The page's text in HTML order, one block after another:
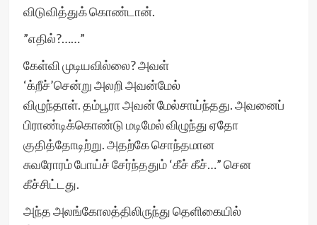
விடுவித்துக் கொண்டான்.
”எதில்?……”
கேள்வி முடியவில்லை? அவள்
‘க்றீச்’சென்று அலறி அவன்மேல்
விழுந்தாள். தம்பூரா அவன் மேல்சாய்ந்தது. அவனைப்
பிராண்டிக்கொண்டு மடிமேல் விழுந்து ஏதோ
குதித்தோடிற்று. அதற்கே சொந்தமான
சுவரோரம் போய்ச் சேர்ந்ததும் ‘கீச் கீச்…” சென
கீச்சிட்டது.
அந்த அலங்கோலத்திலிருந்து தெளிகையில்